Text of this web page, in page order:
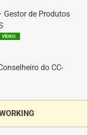
Gestor de Produtos
do CC-